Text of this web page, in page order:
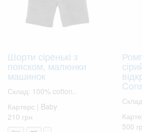
Шорти сіренькі з
пояском, малюнки
машинок
Склад: 100% cotton..
Картерс | Baby
210 грн
500